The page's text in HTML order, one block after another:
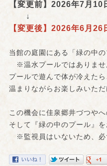
【変更前】2026年7月10
↓
【変更後】2026年6月26
当館の庭園にある「緑の中
※温水プールではありませ
プールで遊んで体が冷えた
温まりながらお楽しみいただ
この機会に佳泉郷井づつやへ
そして『緑の中のプール』を
※監視員はいないため、必